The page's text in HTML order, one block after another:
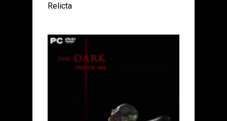
Relicta